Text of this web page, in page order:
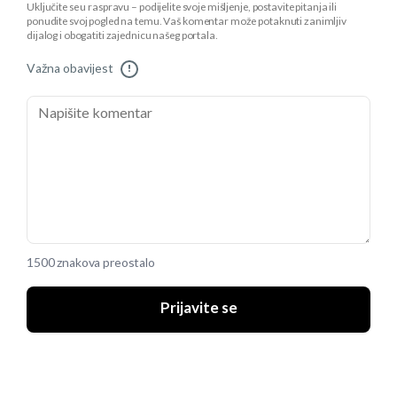
Uključite se u raspravu – podijelite svoje mišljenje, postavite pitanja ili
ponudite svoj pogled na temu. Vaš komentar može potaknuti zanimljiv
dijalog i obogatiti zajednicu našeg portala.
Važna obavijest !
1500 znakova preostalo
Prijavite se